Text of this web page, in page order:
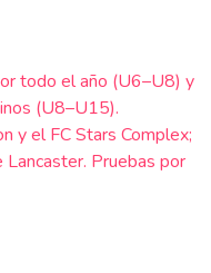
todo el año (U6–U8) y
(U8–U15).
y el FC Stars Complex;
Pruebas por